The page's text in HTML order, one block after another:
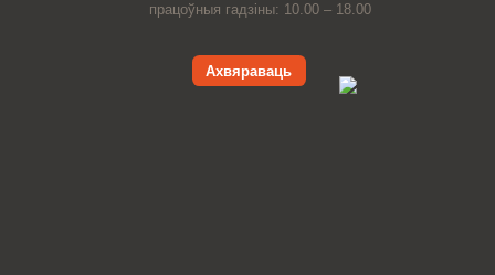
працоўныя гадзіны: 10.00 – 18.00
Ахвяраваць